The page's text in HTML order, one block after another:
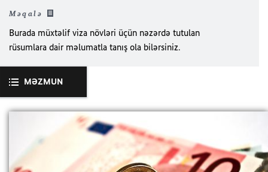
Məqalə
Burada müxtəlif viza növləri üçün nəzərdə tutulan
rüsumlara dair məlumatla tanış ola bilərsiniz.
MƏZMUN